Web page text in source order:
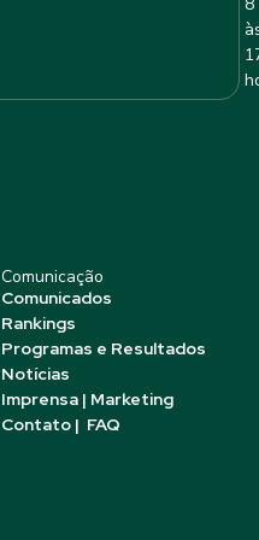
Comunicação
Comunicados
Rankings
Programas e Resultados
Notícias
Imprensa | Marketing
Contato | FAQ